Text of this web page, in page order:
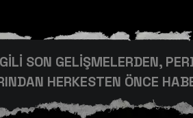
SON GELİŞMELERDEN,
HERKESTEN ÖNCE